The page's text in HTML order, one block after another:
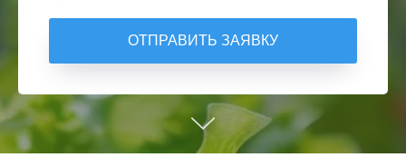
ОТПРАВИТЬ ЗАЯВКУ